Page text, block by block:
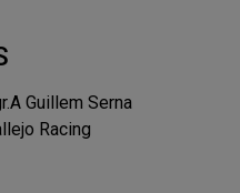
Guillem Serna
Racing